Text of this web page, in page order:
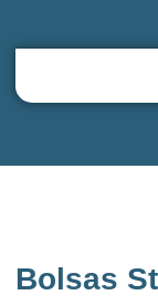
Bolsas